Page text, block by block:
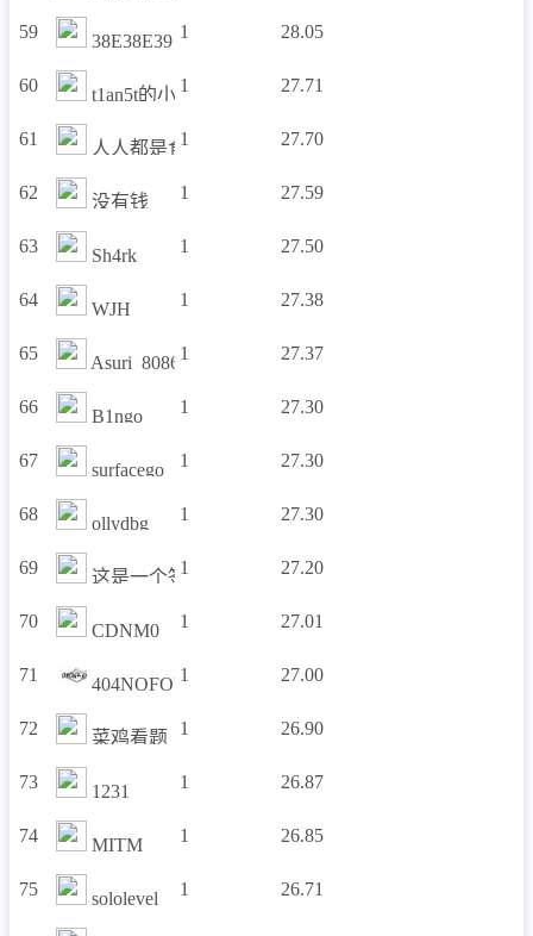
59 38E38E39 1 28.05
60 t1an5t的小分队
1 27.71
61 人人都是食神
1 27.70
62 没有钱 1 27.59
63 Sh4rk 1 27.50
64 WJH 1 27.38
65 Asuri_8086 1 27.37
66 B1ngo 1 27.30
67 surfacego 1 27.30
68 ollydbg 1 27.30
69 这是一个签到题
1 27.20
70 CDNM0 1 27.01
71 404NOFOUND
1 27.00
72 菜鸡看题 1 26.90
73 1231 1 26.87
74 MITM 1 26.85
75 sololevel 1 26.71